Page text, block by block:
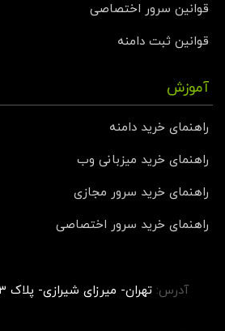
قوانین سرور اختصاصی
قوانین ثبت دامنه
آموزش
راهنمای خرید دامنه
راهنمای خرید میزبانی وب
راهنمای خرید سرور مجازی
راهنمای خرید سرور اختصاصی
آدرس: تهران- میرزای شیرازی- پلاک ۷۳